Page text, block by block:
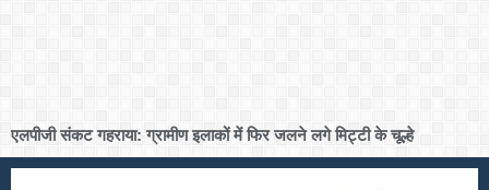
एलपीजी संकट गहराया: ग्रामीण इलाकों में फिर जलने लगे मिट्टी के चूल्हे